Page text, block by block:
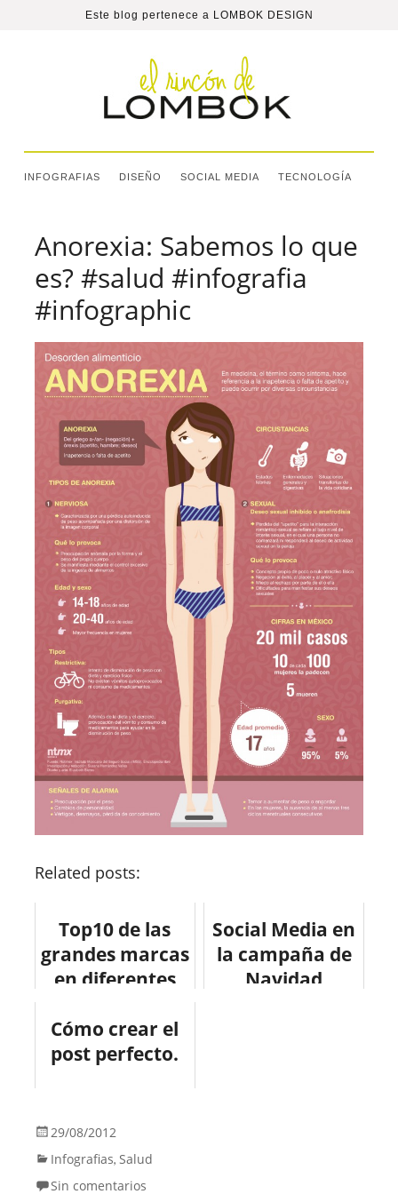
Este blog pertenece a LOMBOK DESIGN
INFOGRAFIAS DISEÑO SOCIAL MEDIA TECNOLOGÍA
Anorexia: Sabemos lo que
es? #salud #infografia
#infographic
Related posts:
Top10 de las
grandes marcas
en diferentes
#infografia
#socialmedia
Social Media en
la campaña de
Navidad
Cómo crear el
post perfecto.
29/08/2012
Infografias, Salud
Sin comentarios